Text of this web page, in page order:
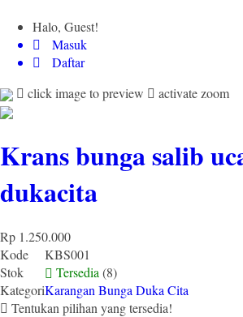
Halo, Guest!
Masuk
Daftar
click image to preview
activate zoom
Krans bunga salib
dukacita
Rp 1.250.000
Kode
KBS001
Stok
Tersedia (8)
KategoriKarangan Bunga Duka Cita
Tentukan pilihan yang tersedia!